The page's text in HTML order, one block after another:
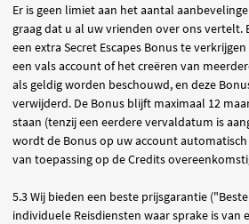
Er is geen limiet aan het aantal
graag dat u al uw vrienden over ons vertelt.
een extra Secret Escapes Bonus te
een vals account of het creëren van
als geldig worden beschouwd, en deze
verwijderd. De Bonus blijft maximaal 12
staan (tenzij een eerdere vervaldatum is
wordt de Bonus op uw account
van toepassing op de Credits
5.3 Wij bieden een beste prijsgarantie
individuele Reisdiensten waar sprake is van